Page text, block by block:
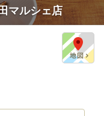
マルシェ店